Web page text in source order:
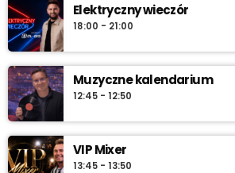
Elektryczny wieczór
18:00 - 21:00
Muzyczne kalendarium
12:45 - 12:50
VIP Mixer
13:45 - 13:50